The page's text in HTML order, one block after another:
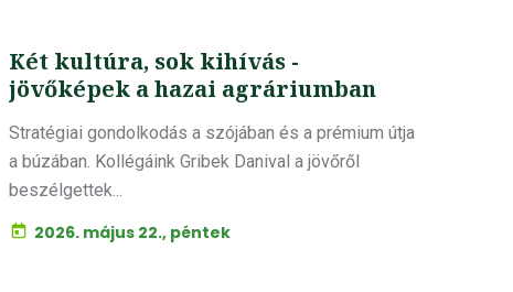
Két kultúra, sok kihívás -
jövőképek a hazai agráriumban
Stratégiai gondolkodás a szójában és a prémium útja
a búzában. Kollégáink Gribek Danival a jövőről
beszélgettek...
2026. május 22., péntek